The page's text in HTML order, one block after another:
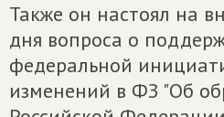
Также он настоял на
дня вопроса о
федеральной
изменений в ФЗ "Об